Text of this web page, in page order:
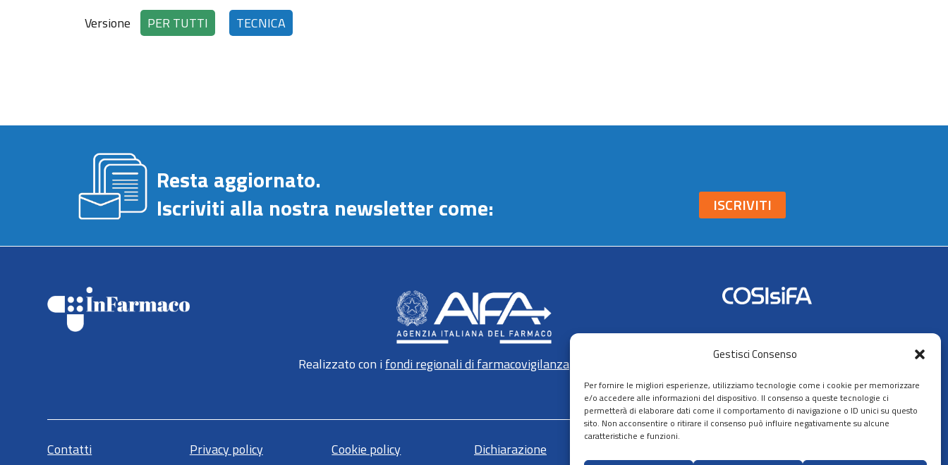
Gestisci Consenso
Per fornire le migliori esperienze, utilizziamo tecnologie come i cookie per memorizzare
e/o accedere alle informazioni del dispositivo. Il consenso a queste tecnologie ci
permetterà di elaborare dati come il comportamento di navigazione o ID unici su questo
sito. Non acconsentire o ritirare il consenso può influire negativamente su alcune
caratteristiche e funzioni.
Versione PER TUTTI TECNICA
Resta aggiornato.
Iscriviti alla nostra newsletter come:
ISCRIVITI
Realizzato con ifondi regionali di farmacovigilanzagestiti da AIFA
Seguici su:
Contatti Privacy policy Cookie policy
Dichiarazione